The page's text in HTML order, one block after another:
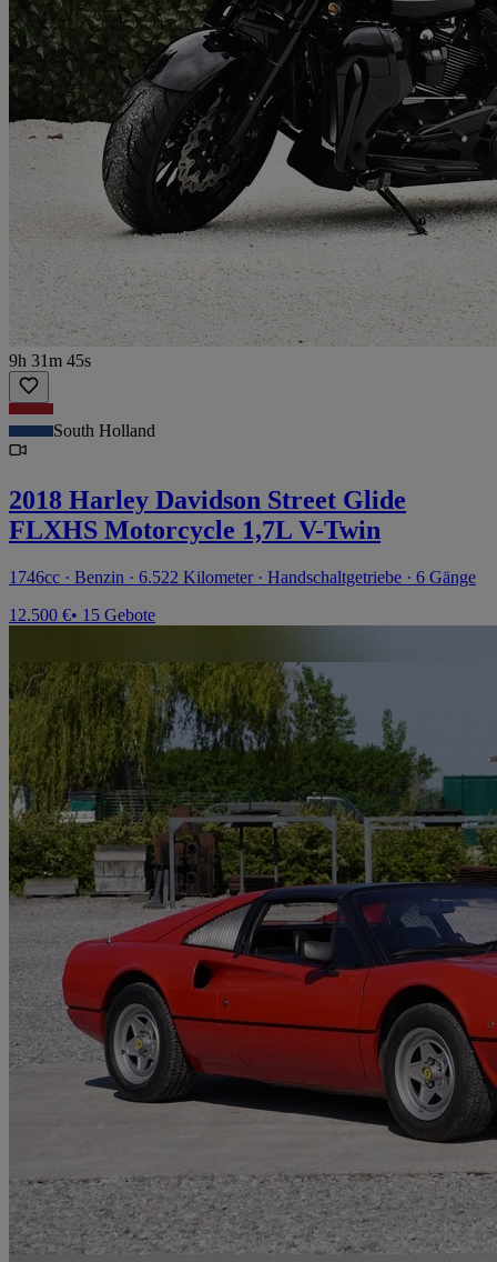
9h 31m 45s
South Holland
2018 Harley Davidson Street Glide
FLXHS Motorcycle 1,7L V-Twin
1746cc · Benzin · 6.522 Kilometer · Handschaltgetriebe · 6 Gänge
12.500 €• 15 Gebote